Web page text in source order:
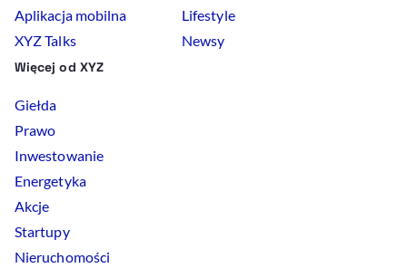
Aplikacja mobilna
XYZ Talks
Lifestyle
Newsy
Więcej od XYZ
Giełda
Prawo
Inwestowanie
Energetyka
Akcje
Startupy
Nieruchomości